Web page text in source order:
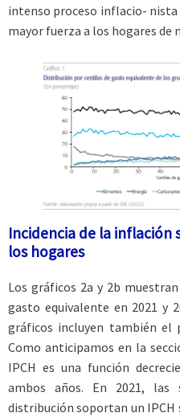
intenso proceso inflacio- nista
mayor fuerza a los hogares de
Incidencia de la inflación
los hogares
Los gráficos 2a y 2b
gasto equivalente en 2021 y
gráficos incluyen también el
Como anticipamos en la
IPCH es una función
ambos años. En 2021,
distribución soportan un IPCH